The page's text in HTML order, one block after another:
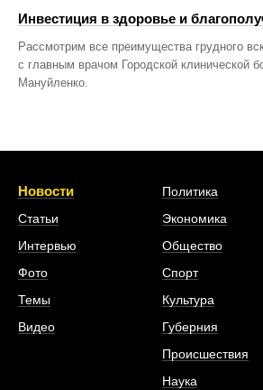
Инвестиция в здоровье и
Рассмотрим все преимущества грудного
с главным врачом Городской клинической
Мануйленко.
Новости
Статьи
Интервью
Фото
Темы
Видео
Политика
Экономика
Общество
Спорт
Культура
Губерния
Происшествия
Наука